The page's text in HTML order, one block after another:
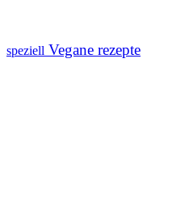
speziell Vegane rezepte